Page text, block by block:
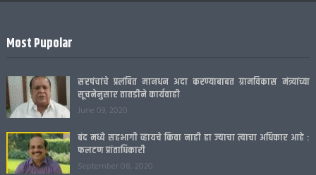
Most Pupolar
सरपंचांचे प्रलंबित मानधन अदा करण्याबाबत ग्रामविकास मंत्र्यांच्या
सूचनेनुसार तातडीने कार्यवाही
June 09, 2020
बंद मध्ये सहभागी व्हायचे किंवा नाही हा ज्याचा त्याचा अधिकार आहे :
फलटण प्रांताधिकारी
September 08, 2020